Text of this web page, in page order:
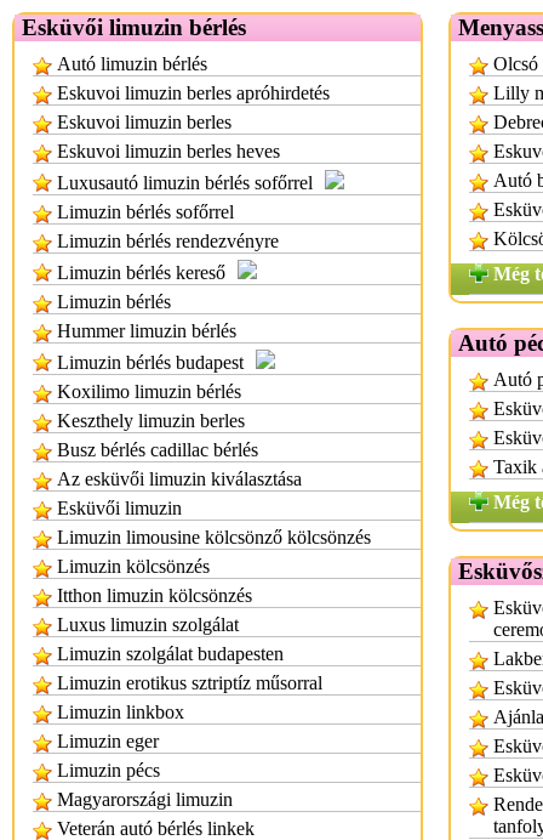
Esküvői limuzin bérlés
Autó limuzin bérlés
Eskuvoi limuzin berles apróhirdetés
Eskuvoi limuzin berles
Eskuvoi limuzin berles heves
Luxusautó limuzin bérlés sofőrrel
Limuzin bérlés sofőrrel
Limuzin bérlés rendezvényre
Limuzin bérlés kereső
Limuzin bérlés
Hummer limuzin bérlés
Limuzin bérlés budapest
Koxilimo limuzin bérlés
Keszthely limuzin berles
Busz bérlés cadillac bérlés
Az esküvői limuzin kiválasztása
Esküvői limuzin
Limuzin limousine kölcsönző kölcsönzés
Limuzin kölcsönzés
Itthon limuzin kölcsönzés
Luxus limuzin szolgálat
Limuzin szolgálat budapesten
Limuzin erotikus sztriptíz műsorral
Limuzin linkbox
Limuzin eger
Limuzin pécs
Magyarországi limuzin
Veterán autó bérlés linkek
Olcsó
Lilly
Autó
Még
Autó
Autó
Taxik
Még